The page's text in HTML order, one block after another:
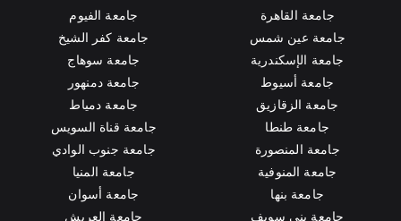
جامعة القاهرة
جامعة عين شمس
جامعة الإسكندرية
جامعة أسيوط
جامعة الزقازيق
جامعة طنطا
جامعة المنصورة
جامعة المنوفية
جامعة بنها
جامعة بني سويف
جامعة الفيوم
جامعة كفر الشيخ
جامعة سوهاج
جامعة دمنهور
جامعة دمياط
جامعة قناة السويس
جامعة جنوب الوادي
جامعة المنيا
جامعة أسوان
جامعة العريش